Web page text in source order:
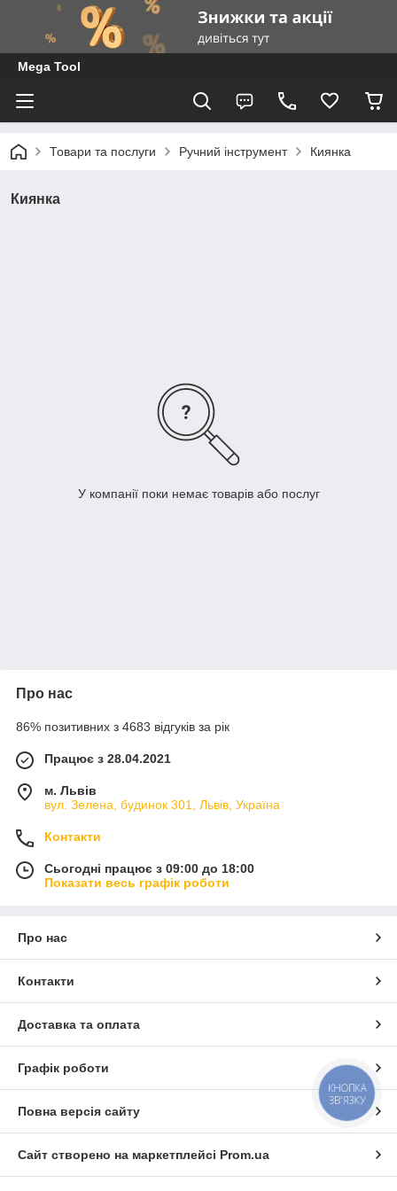
Mega Tool
Товари та послуги Ручний інструмент Киянка
Киянка
У компанії поки немає товарів або послуг
Про нас
86% позитивних з 4683 відгуків за рік
Працює з 28.04.2021
м. Львів
вул. Зелена, будинок 301, Львів, Україна
Контакти
Сьогодні працює з 09:00 до 18:00
Показати весь графік роботи
Про нас
Контакти
Доставка та оплата
Графік роботи
Повна версія сайту
Сайт створено на маркетплейсі Prom.ua
КНОПКА
ЗВ'ЯЗКУ